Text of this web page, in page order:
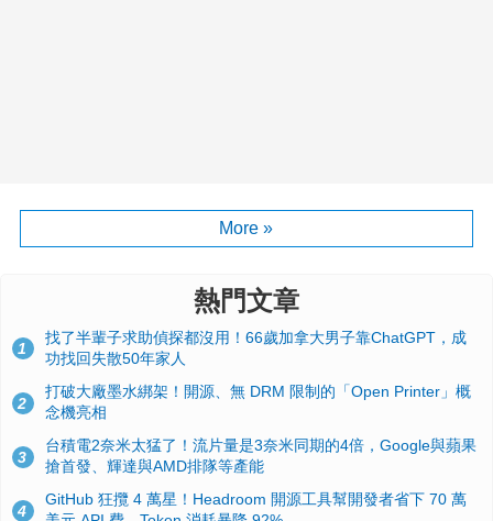
More »
熱門文章
1
找了半輩子求助偵探都沒用！66歲加拿大男子靠ChatGPT，成
功找回失散50年家人
2
打破大廠墨水綁架！開源、無 DRM 限制的「Open Printer」概
念機亮相
3
台積電2奈米太猛了！流片量是3奈米同期的4倍，Google與蘋果
搶首發、輝達與AMD排隊等產能
4
GitHub 狂攬 4 萬星！Headroom 開源工具幫開發者省下 70 萬